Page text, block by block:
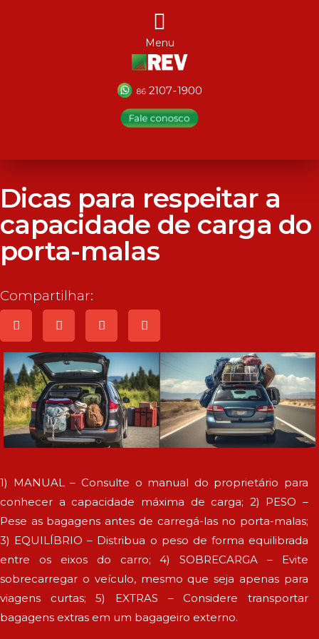
Menu
Dicas para respeitar a
capacidade de carga do
porta-malas
Compartilhar:
1) MANUAL – Consulte o manual do proprietário para
conhecer a capacidade máxima de carga; 2) PESO –
Pese as bagagens antes de carregá-las no porta-malas;
3) EQUILÍBRIO – Distribua o peso de forma equilibrada
entre os eixos do carro; 4) SOBRECARGA – Evite
sobrecarregar o veículo, mesmo que seja apenas para
viagens curtas; 5) EXTRAS – Considere transportar
bagagens extras em um bagageiro externo.